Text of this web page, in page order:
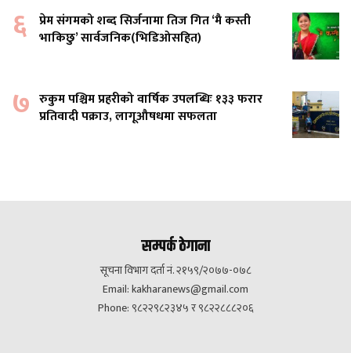
६ प्रेम संगमको शब्द सिर्जनामा तिज गित ‘मै कस्ती
भाकिछु’ सार्वजनिक(भिडिओसहित)
७ रुकुम पश्चिम प्रहरीको वार्षिक उपलब्धिः १३३ फरार
प्रतिवादी पक्राउ, लागूऔषधमा सफलता
सम्पर्क ठेगाना
सूचना विभाग दर्ता नं. २१५९/२०७७-०७८
Email:kakharanews@gmail.com
Phone: ९८२२९८२३४५ र ९८२२८८८२०६